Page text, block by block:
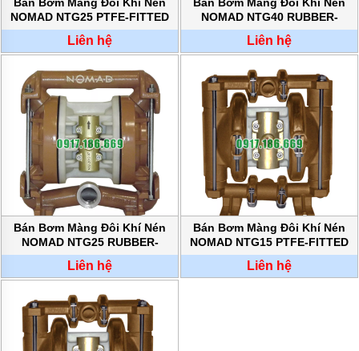
KIỆN
MÁY
BƠM
TƯ
MUA
HÀNG
GIỚI
THIỆU
PHẨM
MỚI
BÁN
ĐỘNG
CƠ
ĐIỆN
LƯỢNG
CAO
LIÊN
NOMAD NTG25 PTFE-FITTED
chính hãng
Liên hệ
NOMAD NTG40 RUBBER-
FITTED chính hãng
Liên hệ
Bán Bơm Màng Đôi Khí Nén
NOMAD NTG25 RUBBER-
FITTED chính hãng
Liên hệ
Bán Bơm Màng Đôi Khí Nén
NOMAD NTG15 PTFE-FITTED
chính hãng
Liên hệ